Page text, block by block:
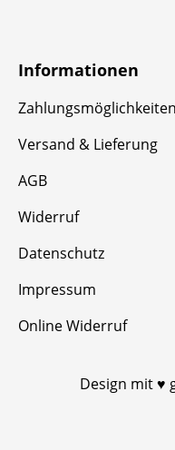
Informationen
Zahlungsmöglichkeiten
Versand & Lieferung
AGB
Widerruf
Datenschutz
Impressum
Online Widerruf
Design mit ♥